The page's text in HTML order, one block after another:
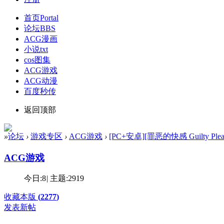
首页Portal
论坛BBS
ACG漫画
小说txt
cos图集
ACG游戏
ACG动漫
百度秒传
返回顶部
»论坛 › 游戏专区 › ACG游戏 › [PC+安卓][罪恶的快感 Guilty
ACG游戏
今日:8| 主题:2919
收藏本版 (2277)
发表新帖